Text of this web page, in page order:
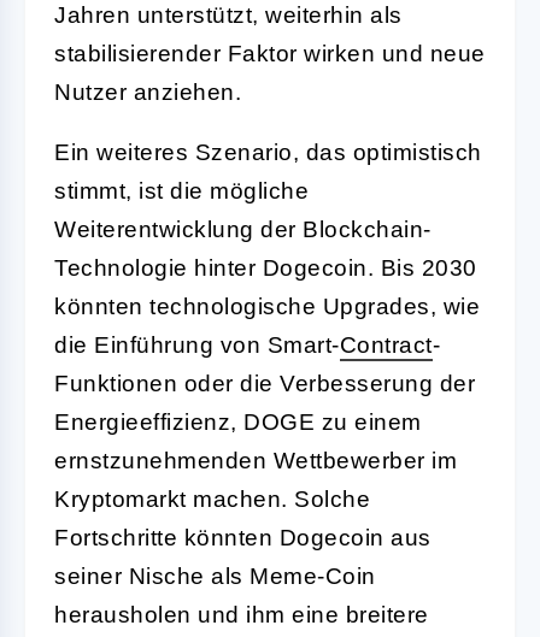
Jahren unterstützt, weiterhin als
stabilisierender Faktor wirken und neue
Nutzer anziehen.
Ein weiteres Szenario, das optimistisch
stimmt, ist die mögliche
Weiterentwicklung der Blockchain-
Technologie hinter Dogecoin. Bis 2030
könnten technologische Upgrades, wie
die Einführung von Smart-Contract-
Funktionen oder die Verbesserung der
Energieeffizienz, DOGE zu einem
ernstzunehmenden Wettbewerber im
Kryptomarkt machen. Solche
Fortschritte könnten Dogecoin aus
seiner Nische als Meme-Coin
herausholen und ihm eine breitere